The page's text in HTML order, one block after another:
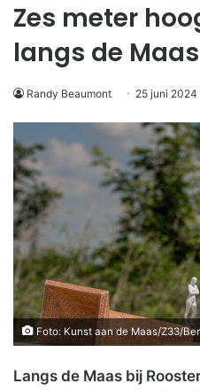
Zes meter
langs de
Randy Beaumont 25 juni 2024
Foto: Kunst aan de Maas/Z33/
Langs de Maas bij